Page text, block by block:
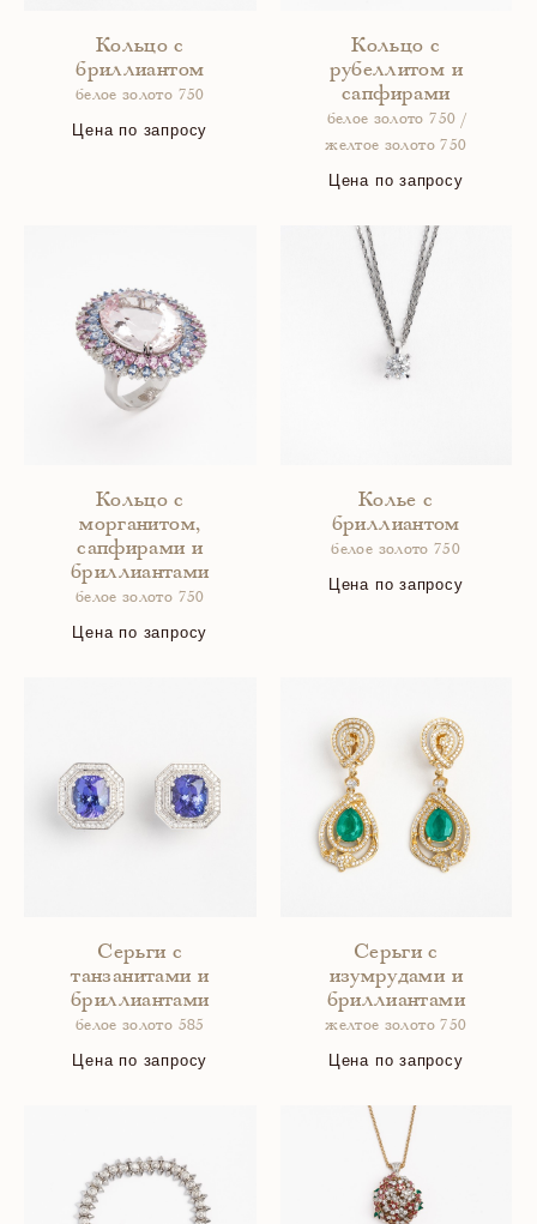
Кольцо с
бриллиантом
белое золото 750
Цена по запросу
Кольцо с
рубеллитом и
сапфирами
белое золото 750 /
желтое золото 750
Цена по запросу
Кольцо с
морганитом,
сапфирами и
бриллиантами
белое золото 750
Цена по запросу
Колье с
бриллиантом
белое золото 750
Цена по запросу
Серьги с
танзанитами и
бриллиантами
белое золото 585
Цена по запросу
Серьги с
изумрудами и
бриллиантами
желтое золото 750
Цена по запросу